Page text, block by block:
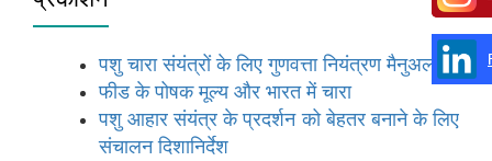
पशु चारा संयंत्रों के लिए गुणवत्ता नियंत्रण मैनुअल
फीड के पोषक मूल्य और भारत में चारा
पशु आहार संयंत्र के प्रदर्शन को बेहतर बनाने के लिए
संचालन दिशानिर्देश